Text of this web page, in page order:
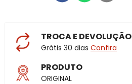
TROCA E DEVOLUÇÃO
Grátis 30 dias Confira
PRODUTO
ORIGINAL